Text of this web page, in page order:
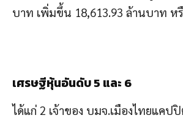
บาท เพิ่มขึ้น 18,613.93 ล้านบาท ห
เศรษฐีหุ้นอันดับ 5 และ 6
ได้แก่ 2 เจ้าของ บมจ.เมืองไทยแคป